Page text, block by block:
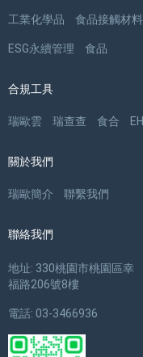
工業化學品 食品接觸材料
ESG永續管理 食品
合規工具
瑞歐雲 瑞查查 食合
關於我們
瑞歐簡介 聯繫我們
聯絡我們
地址: 330桃園市桃園區幸
福路206號8樓
電話: 03-3466936